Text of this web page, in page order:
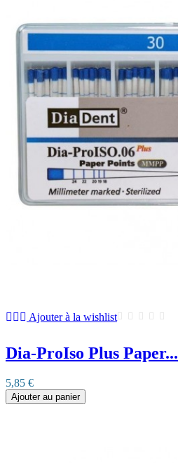
Ajouter à la wishlist
Dia-ProIso Plus Paper...
5,85 €
Ajouter au panier